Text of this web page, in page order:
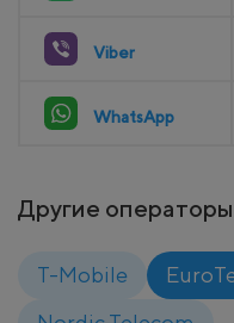
Viber
WhatsApp
Другие
T-Mobile